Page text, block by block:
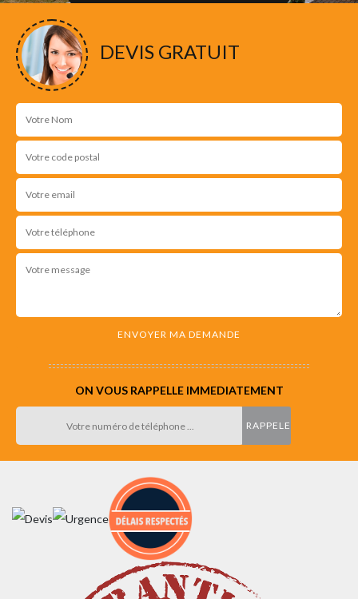
DEVIS GRATUIT
ON VOUS RAPPELLE IMMEDIATEMENT